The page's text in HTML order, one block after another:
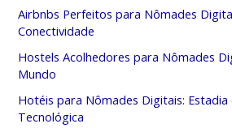
Airbnbs Perfeitos para Nômades
Conectividade
Hostels Acolhedores para Nômades
Mundo
Hotéis para Nômades Digitais:
Tecnológica